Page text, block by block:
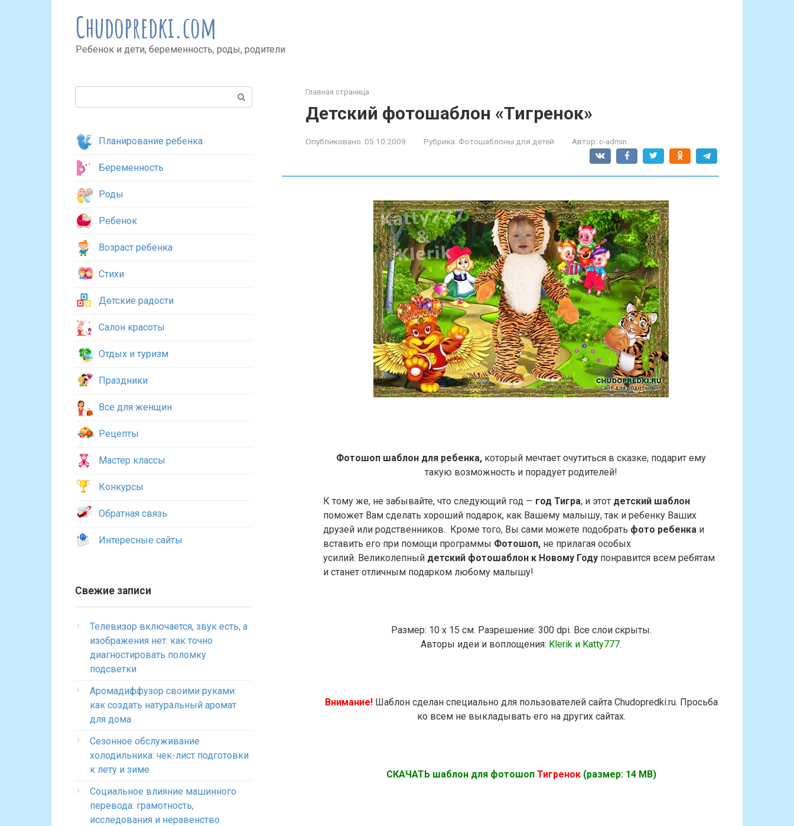
Chudopredki.com
Ребенок и дети, беременность, роды, родители
Главная страница
Детский фотошаблон «Тигренок»
Опубликовано: 05.10.2009 Рубрика: Фотошаблоны для детей Автор: c-admin
Фотошоп шаблон для ребенка, который мечтает очутиться в сказке, подарит ему
такую возможность и порадует родителей!
К тому же, не забывайте, что следующий год — год Тигра, и этот детский шаблон
поможет Вам сделать хороший подарок, как Вашему малышу, так и ребенку Ваших
друзей или родственников. Кроме того, Вы сами можете подобрать фото ребенка и
вставить его при помощи программы Фотошоп, не прилагая особых
усилий. Великолепный детский фотошаблон к Новому Году понравится всем ребятам
и станет отличным подарком любому малышу!
Размер: 10 х 15 см. Разрешение: 300 dpi. Все слои скрыты.
Авторы идеи и воплощения: Klerik и Katty777.
Внимание!Шаблон сделан специально для пользователей сайта Chudopredki.ru. Просьба
ко всем не выкладывать его на других сайтах.
СКАЧАТЬ шаблон для фотошоп Тигренок (размер: 14 MB)
Планирование ребенка
Беременность
Роды
Ребенок
Возраст ребенка
Стихи
Детские радости
Салон красоты
Отдых и туризм
Праздники
Все для женщин
Рецепты
Мастер классы
Конкурсы
Обратная связь
Интересные сайты
Свежие записи
Телевизор включается, звук есть, а
изображения нет: как точно
диагностировать поломку
подсветки
Аромадиффузор своими руками:
как создать натуральный аромат
для дома
Сезонное обслуживание
холодильника: чек-лист подготовки
к лету и зиме
Социальное влияние машинного
перевода: грамотность,
исследования и неравенство